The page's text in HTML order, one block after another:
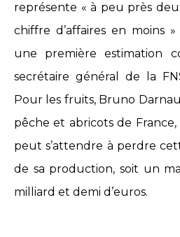
représente « à peu près
chiffre d’affaires en moins
une première estimation
secrétaire général de la
Pour les fruits, Bruno
pêche et abricots de
peut s’attendre à perdre
de sa production, soit un
milliard et demi d’euros.